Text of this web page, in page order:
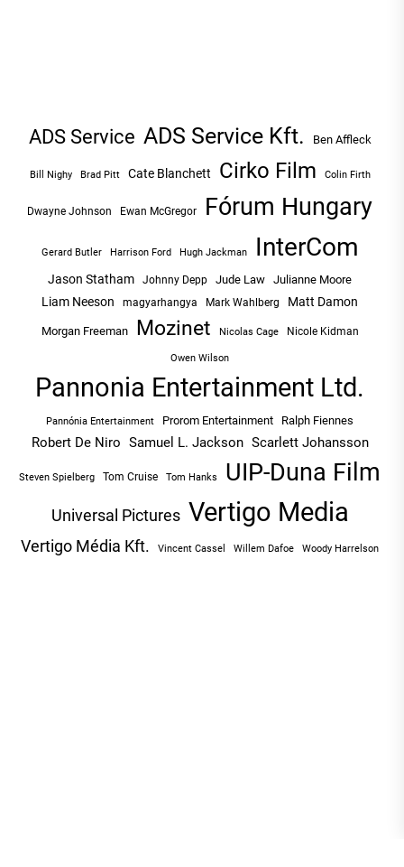
ADS Service ADS Service Kft. Ben Affleck
Bill Nighy Brad Pitt Cate Blanchett Cirko Film Colin Firth
Dwayne Johnson Ewan McGregor Fórum Hungary
Gerard Butler Harrison Ford Hugh Jackman InterCom
Jason Statham Johnny Depp Jude Law Julianne Moore
Liam Neeson magyarhangya Mark Wahlberg Matt Damon
Morgan Freeman Mozinet Nicolas Cage Nicole Kidman
Owen Wilson
Pannonia Entertainment Ltd.
Pannónia Entertainment Prorom Entertainment Ralph Fiennes
Robert De Niro Samuel L. Jackson Scarlett Johansson
Steven Spielberg Tom Cruise Tom Hanks UIP-Duna Film
Universal Pictures Vertigo Media
Vertigo Média Kft. Vincent Cassel Willem Dafoe Woody Harrelson